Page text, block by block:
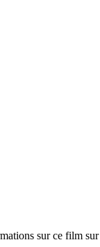
sur ce film sur